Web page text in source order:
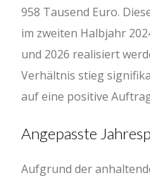
958 Tausend Euro.
im zweiten Halbjahr
und 2026 realisiert
Verhältnis stieg
auf eine positive
Angepasste
Aufgrund der